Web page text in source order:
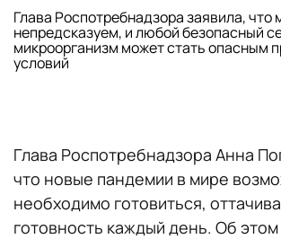
Глава Роспотребнадзора заявила, что
непредсказуем, и любой безопасный
микроорганизм может стать опасным
условий
Глава Роспотребнадзора Анна
что новые пандемии в мире
необходимо готовиться,
готовность каждый день. Об этом